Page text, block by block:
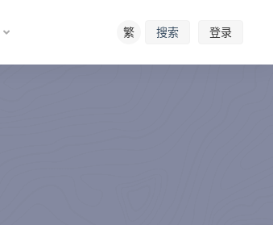
繁 搜索 登录